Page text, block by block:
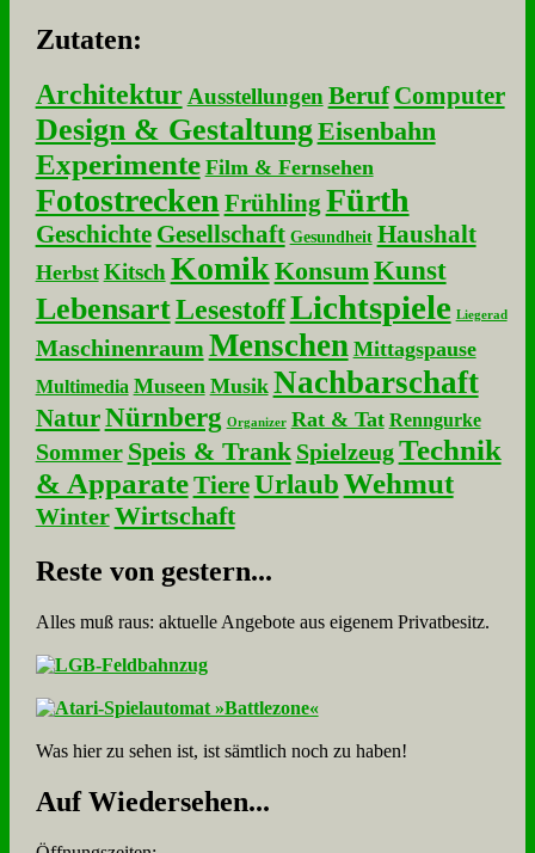
Zu­ta­ten:
Architektur Ausstellungen Beruf Computer
Design & GestaltungEisenbahn
Experimente Film & Fernsehen
Fotostrecken Frühling Fürth
Geschichte Gesellschaft Gesundheit Haushalt
Herbst Kitsch KomikKonsumKunst
LebensartLesestoffLichtspiele Liegerad
Maschinenraum Menschen Mittagspause
Multimedia Museen Musik Nachbarschaft
NaturNürnberg Organizer Rat & Tat Renngurke
Sommer Speis & Trank Spielzeug Technik
& Apparate Tiere UrlaubWehmut
Winter Wirtschaft
Re­ste von ge­stern...
Alles muß raus: aktuelle An­ge­bo­te aus eigenem Privatbesitz.
Was hier zu sehen ist, ist sämt­lich noch zu haben!
Auf Wie­der­se­hen...